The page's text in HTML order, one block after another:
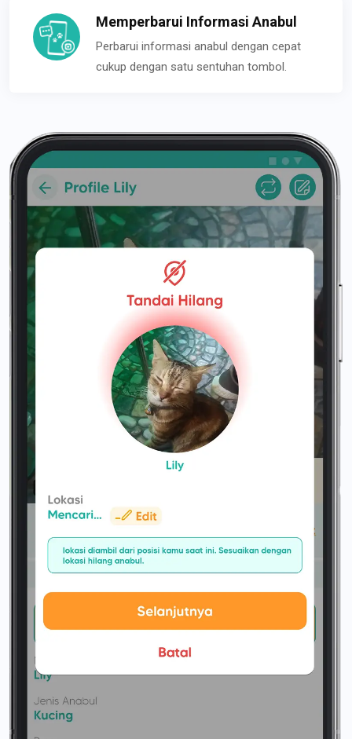
Memperbarui Informasi Anabul
Perbarui informasi anabul dengan cepat
cukup dengan satu sentuhan tombol.